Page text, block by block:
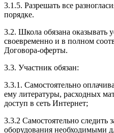
3.1.5. Разрешать все
порядке.
3.2. Школа обязана оказывать
своевременно и в полном
Договора-оферты.
3.3. Участник обязан:
3.3.1. Cамостоятельно
ему литературы, расходных
доступ в сеть Интернет;
3.3.2 Самостоятельно
оборудования необходимыми